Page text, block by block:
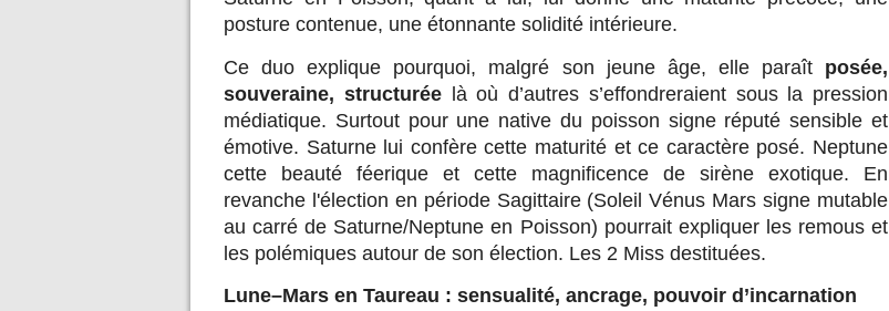
posture contenue, une étonnante solidité intérieure.
Ce duo explique pourquoi, malgré son jeune âge, elle paraît posée,
souveraine, structuréelà où d’autres s’effondreraient sous la pression
médiatique. Surtout pour une native du poisson signe réputé sensible et
émotive. Saturne lui confère cette maturité et ce caractère posé. Neptune
cette beauté féerique et cette magnificence de sirène exotique. En
revanche l'élection en période Sagittaire (Soleil Vénus Mars signe mutable
au carré de Saturne/Neptune en Poisson) pourrait expliquer les remous et
les polémiques autour de son élection. Les 2 Miss destituées.
Lune–Mars en Taureau : sensualité, ancrage, pouvoir d’incarnation